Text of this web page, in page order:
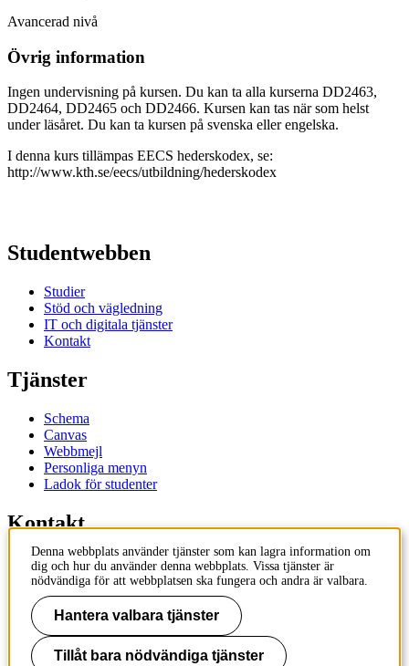
Avancerad nivå
Övrig information
Ingen undervisning på kursen. Du kan ta alla kurserna DD2463,
DD2464, DD2465 och DD2466. Kursen kan tas när som helst
under läsåret. Du kan ta kursen på svenska eller engelska.
I denna kurs tillämpas EECS hederskodex, se:
http://www.kth.se/eecs/utbildning/hederskodex
Studentwebben
Studier
Stöd och vägledning
IT och digitala tjänster
Kontakt
Tjänster
Schema
Canvas
Webbmejl
Personliga menyn
Ladok för studenter
Kontakt
Kontakta utbildningsprogram
Kontakta kurs
IT-support
KTH Entré
KTH
Denna webbplats använder tjänster som kan lagra information om
dig och hur du använder denna webbplats. Vissa tjänster är
nödvändiga för att webbplatsen ska fungera och andra är valbara.
Hantera valbara tjänster
Tillåt bara nödvändiga tjänster